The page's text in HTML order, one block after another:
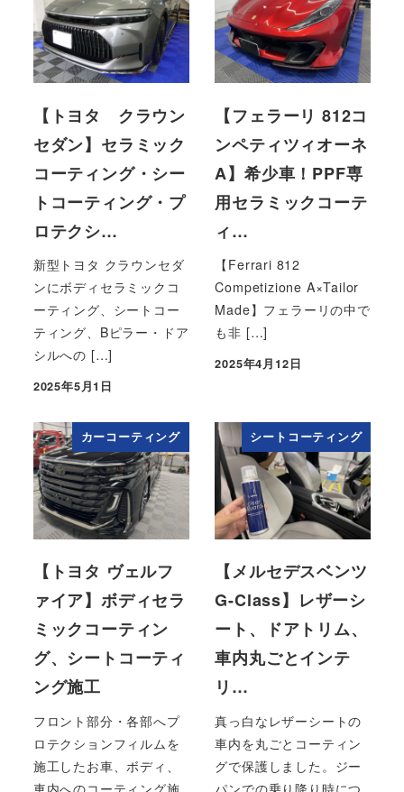
【トヨタ クラウン
セダン】セラミック
コーティング・シー
トコーティング・プ
ロテクシ…
新型トヨタ クラウンセダ
ンにボディセラミックコ
ーティング、シートコー
ティング、Bピラー・ドア
シルへの […]
投稿日
2025年5月1日
【フェラーリ 812コ
ンペティツィオーネ
A】希少車！PPF専
用セラミックコーテ
ィ…
【Ferrari 812
Competizione A×Tailor
Made】フェラーリの中で
も非 […]
投稿日
2025年4月12日
カーコーティング
【トヨタ ヴェルフ
ァイア】ボディセラ
ミックコーティン
グ、シートコーティ
ング施工
フロント部分・各部へプ
ロテクションフィルムを
施工したお車、ボディ、
車内へのコーティング施
シートコーティング
【メルセデスベンツ
G-Class】レザーシ
ート、ドアトリム、
車内丸ごとインテ
リ…
真っ白なレザーシートの
車内を丸ごとコーティン
グで保護しました。ジー
パンでの乗り降り時につ